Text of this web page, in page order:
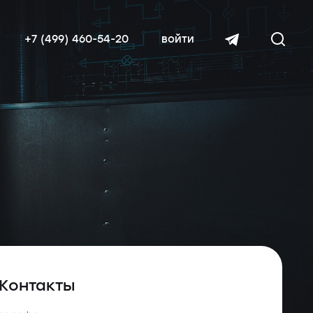
читать далее
+7 (499) 460-54-20 войти
Контакты